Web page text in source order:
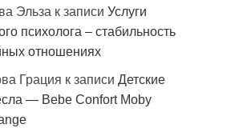
Эльза к записи Услуги
психолога – стабильность
отношениях
Грация к записи Детские
— Bebe Confort Moby